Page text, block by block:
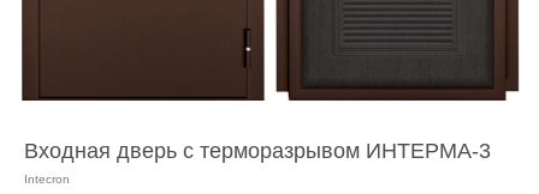
Входная дверь с терморазрывом ИНТЕРМА-3
Intecron